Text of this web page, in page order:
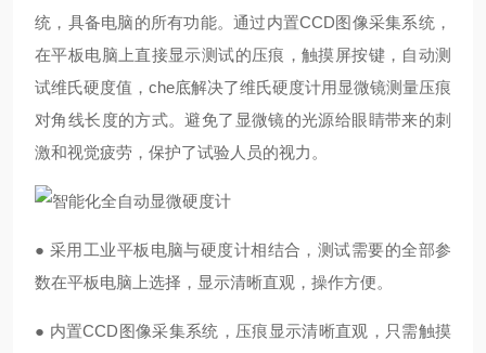
统，具备电脑的所有功能。通过内置CCD图像采集系统，
在平板电脑上直接显示测试的压痕，触摸屏按键，自动测
试维氏硬度值，che底解决了维氏硬度计用显微镜测量压痕
对角线长度的方式。避免了显微镜的光源给眼睛带来的刺
激和视觉疲劳，保护了试验人员的视力。
● 采用工业平板电脑与硬度计相结合，测试需要的全部参
数在平板电脑上选择，显示清晰直观，操作方便。
● 内置CCD图像采集系统，压痕显示清晰直观，只需触摸